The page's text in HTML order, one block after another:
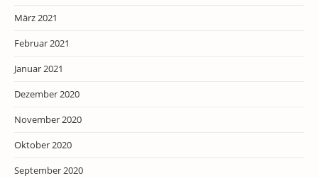
März 2021
Februar 2021
Januar 2021
Dezember 2020
November 2020
Oktober 2020
September 2020